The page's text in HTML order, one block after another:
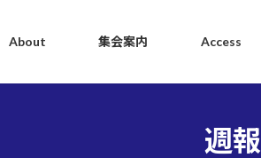
About 集会案内 Access
週報